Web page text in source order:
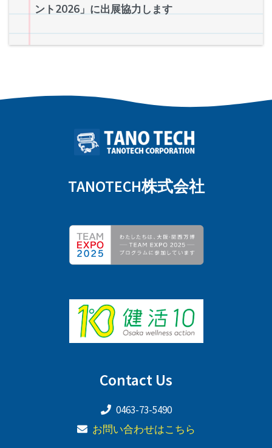
ント2026」に出展協力します
TANOTECH株式会社
Contact Us
0463-73-5490
お問い合わせはこちら